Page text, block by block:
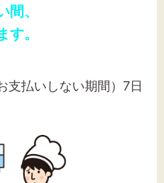
イズ
拡大
白 黄
、
。
支払いしない期間）7日